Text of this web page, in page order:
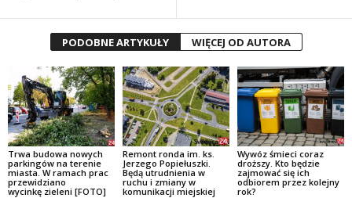
PODOBNE ARTYKUŁY WIĘCEJ OD AUTORA
Trwa budowa nowych
parkingów na terenie
miasta. W ramach prac
przewidziano
wycinkę zieleni [FOTO]
Remont ronda im. ks.
Jerzego Popiełuszki.
Będą utrudnienia w
ruchu i zmiany w
komunikacji miejskiej
Wywóz śmieci coraz
droższy. Kto będzie
zajmować się ich
odbiorem przez kolejny
rok?